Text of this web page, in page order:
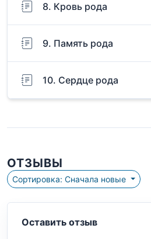
8. Кровь рода
9. Память рода
10. Сердце рода
ОТЗЫВЫ
Сортировка: Сначала новые
Оставить отзыв